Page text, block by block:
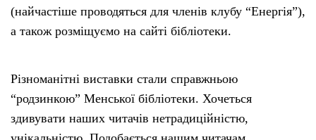
(найчастіше проводяться для членів клубу “Енергія”),
а також розміщуємо на сайті бібліотеки.
Різноманітні виставки стали справжньою
“родзинкою” Менської бібліотеки. Хочеться
здивувати наших читачів нетрадиційністю,